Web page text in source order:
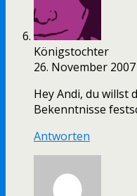
Königstochter
26. November 2007
Hey Andi, du willst
Bekenntnisse
Antworten